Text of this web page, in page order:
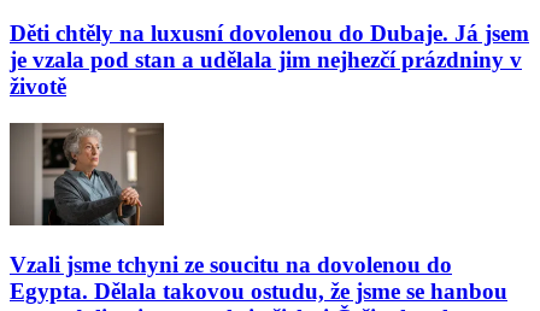
Děti chtěly na luxusní dovolenou do Dubaje. Já jsem
je vzala pod stan a udělala jim nejhezčí prázdniny v
životě
Vzali jsme tchyni ze soucitu na dovolenou do
Egypta. Dělala takovou ostudu, že jsme se hanbou